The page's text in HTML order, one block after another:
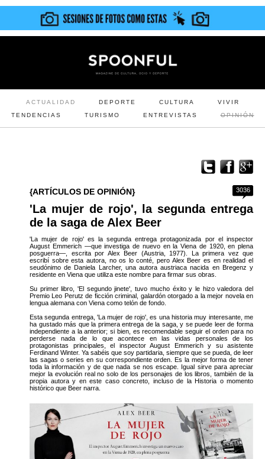
ACTUALIDAD DEPORTE CULTURA
VIVIR
TENDENCIAS
TURISMO ENTREVISTAS OPINIÓN
3036
{ARTÍCULOS DE OPINIÓN}
'La mujer de rojo', la segunda entrega
de la saga de Alex Beer
'La mujer de rojo' es la segunda entrega protagonizada por el inspector
August Emmerich —que investiga de nuevo en la Viena de 1920, en plena
posguerra—, escrita por Alex Beer (Austria, 1977). La primera vez que
escribí sobre esta autora, no os lo conté, pero Alex Beer es en realidad el
seudónimo de Daniela Larcher, una autora austriaca nacida en Bregenz y
residente en Viena que utiliza este nombre para firmar sus obras.
Su primer libro, 'El segundo jinete', tuvo mucho éxito y le hizo valedora del
Premio Leo Perutz de ficción criminal, galardón otorgado a la mejor novela en
lengua alemana con Viena como telón de fondo.
Esta segunda entrega, 'La mujer de rojo', es una historia muy interesante, me
ha gustado más que la primera entrega de la saga, y se puede leer de forma
independiente a la anterior; si bien, es recomendable seguir el orden para no
perderse nada de lo que acontece en las vidas personales de los
protagonistas principales, el inspector August Emmerich y su asistente
Ferdinand Winter. Ya sabéis que soy partidaria, siempre que se pueda, de leer
las sagas o series en su correspondiente orden. Es la mejor forma de tener
toda la información y de que nada se nos escape. Igual sirve para apreciar
mejor la evolución real no solo de los personajes de los libros, también de la
propia autora y en este caso concreto, incluso de la Historia o momento
histórico que Beer narra.